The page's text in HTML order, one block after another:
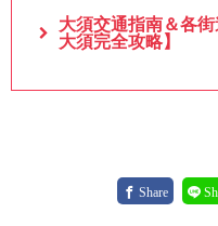
大須交通指南＆各
大須完全攻略】
Share